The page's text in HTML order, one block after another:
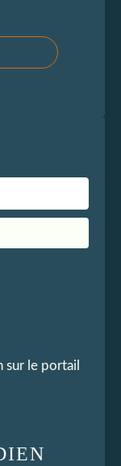
sur le portail